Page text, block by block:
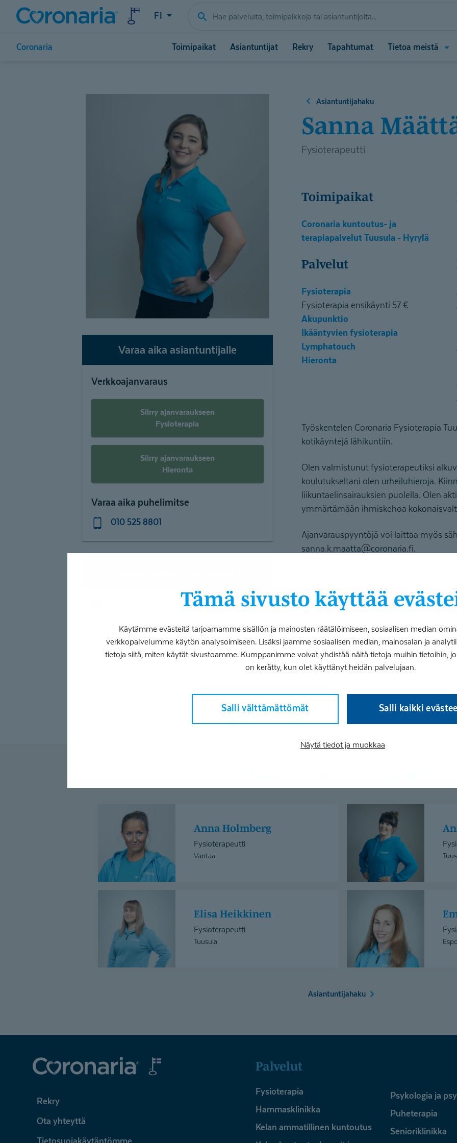
Tämä sivusto käyttää
Käytämme evästeitä tarjoamamme sisällön ja mainosten räätälöimiseen, sosiaalisen median
verkkopalvelumme käytön analysoimiseen. Lisäksi jaamme sosiaalisen median, mainosalan ja
tietoja siitä, miten käytät sivustoamme. Kumppanimme voivat yhdistää näitä tietoja muihin tietoihin,
on kerätty, kun olet käyttänyt heidän palvelujaan.
Salli välttämättömät Salli kaikki
Näytä tiedot ja muokkaa
FI
Coronaria Toimipaikat Asiantuntijat Rekry Tapahtumat Tietoa meistä Avaa
Asiantuntijahaku
Sanna
Fysioterapeutti
Varaa aika asiantuntijalle
Verkkoajanvaraus
Siirry ajanvaraukseen
Fysioterapia
Siirry ajanvaraukseen
Hieronta
Varaa aika puhelimitse
010 525 8801
sanna.k.maatta@coronaria.fi
Toimipaikat
Coronaria kuntoutus- ja
terapiapalvelut Tuusula - Hyrylä
Palvelut
Fysioterapia
Fysioterapia ensikäynti 57 €
Akupunktio
Ikääntyvien fysioterapia
Lymphatouch
Hieronta
Työskentelen Coronaria Fysioterapia
kotikäyntejä lähikuntiin.
Olen valmistunut fysioterapeutiksi
koulutukseltani olen urheiluhieroja.
liikuntaelinsairauksien puolella. Olen
ymmärtämään ihmiskehoa
Ajanvarauspyyntöjä voi laittaa myös
sanna.k.maatta@coronaria.fi.
Fysioterapeutti AMK 2016
FasciaMethod- ohjaaja
Geriatrisen fysioterapian
Rangan mekaaninen diagnostiikka ja
Kinesioteippaus
Akupunktio
Fysioterapian maisteriopinnot 2024-
Holmberg
Anna Holmberg
Fysioterapeutti
Vantaa
Kekonen
Heikkinen
Elisa Heikkinen
Fysioterapeutti
Tuusula
Lindgren
Asiantuntijahaku
Coronaria
Rekry
Ota yhteyttä
Tietosuojakäytäntömme
Palvelut
Fysioterapia
Hammasklinikka
Kelan ammatillinen kuntoutus
Psykologia ja
Puheterapia
Senioriklinikka